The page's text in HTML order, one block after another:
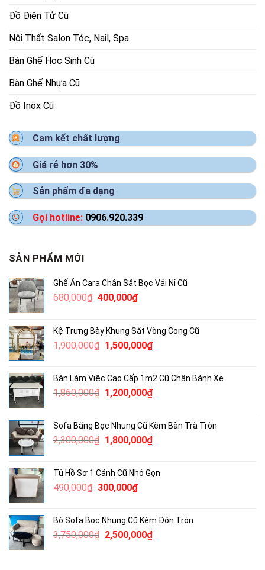
Đồ Điện Tử Cũ
Nội Thất Salon Tóc, Nail, Spa
Bàn Ghế Học Sinh Cũ
Bàn Ghế Nhựa Cũ
Đồ Inox Cũ
Cam kết chất lượng
Giá rẻ hơn 30%
Sản phẩm đa dạng
Gọi hotline: 0906.920.339
SẢN PHẨM MỚI
Ghế Ăn Cara Chân Sắt Bọc Vải Nỉ Cũ
680,000₫ Giá
680,000₫.
400,000₫Giá
là:
400,000₫.
Kệ Trưng Bày Khung Sắt Vòng Cong Cũ
1,900,000₫ Giá
1,900,000₫.
1,500,000₫Giá
là:
1,500,000₫.
Bàn Làm Việc Cao Cấp 1m2 Cũ Chân Bánh Xe
1,860,000₫ Giá
1,860,000₫.
1,200,000₫Giá
là:
1,200,000₫.
Sofa Băng Bọc Nhung Cũ Kèm Bàn Trà Tròn
2,300,000₫ Giá
2,300,000₫.
1,800,000₫Giá
là:
Tủ Hồ Sơ 1 Cánh Cũ Nhỏ Gọn
490,000₫ Giá
490,000₫.
300,000₫Giá
là:
300,000₫.
Bộ Sofa Bọc Nhung Cũ Kèm Đôn Tròn
3,750,000₫ Giá
2,500,000₫Giá